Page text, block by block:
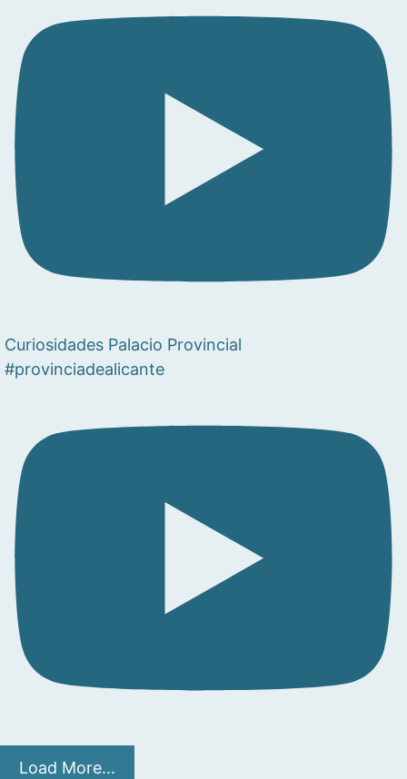
Curiosidades Palacio Provincial
#provinciadealicante
Load More...